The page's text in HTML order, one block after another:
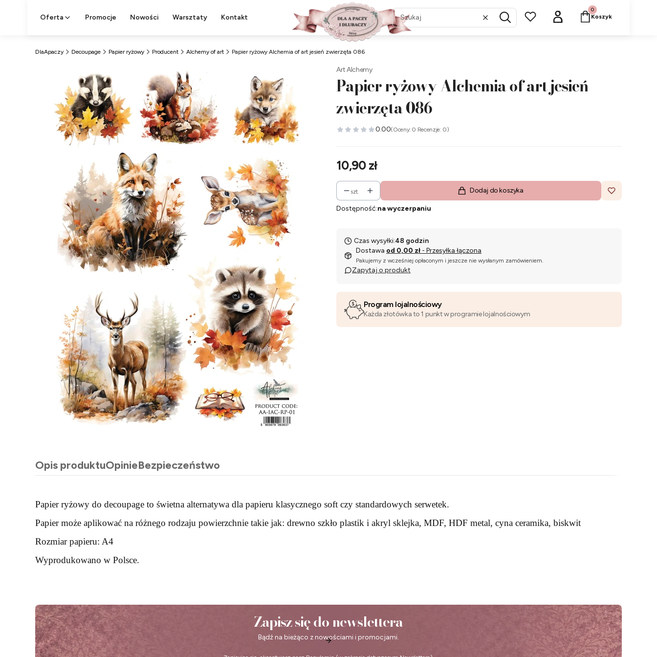
Oferta Promocje Nowości Warsztaty Kontakt WyczyśćSzukaj
Produkty w koszyku:
Koszyk
DlaApaczy Decoupage Papier ryżowy Producent Alchemy of art Papier ryżowy Alchemia of art jesień zwierzęta 086
Art Alchemy
Papier ryżowy Alchemia of art jesień
zwierzęta 086
0.00(Oceny: 0 Recenzje: 0)
Cena
10,90 zł
szt. Dodaj do koszyka
Dostępność:na wyczerpaniu
Czas wysyłki:48 godzin
Dostawa od 0,00 zł - Przesyłka łączona
Pakujemy z wcześniej opłaconym i jeszcze nie wysłanym zamówieniem.
Zapytaj o produkt
Program lojalnościowy
Każda złotówka to 1 punkt w programie lojalnościowym
Opis produktuOpinieBezpieczeństwo
Papier ryżowy do decoupage to świetna alternatywa dla papieru klasycznego soft czy standardowych serwetek.
Papier może aplikować na różnego rodzaju powierzchnie takie jak: drewno szkło plastik i akryl sklejka, MDF, HDF metal, cyna ceramika, biskwit
Rozmiar papieru: A4
Wyprodukowano w Polsce.
Zapisz się do newslettera
Bądź na bieżąco z nowościami i promocjami.